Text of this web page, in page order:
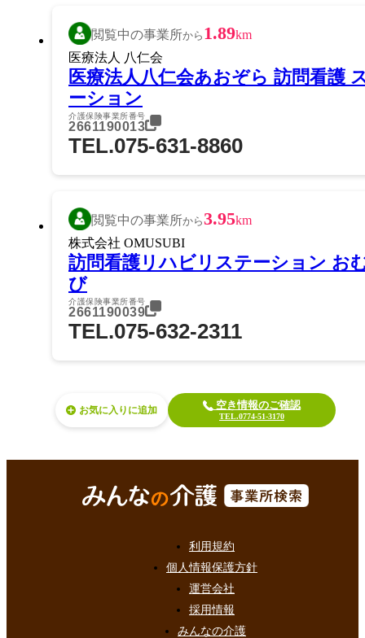
閲覧中の事業所から 1.89km
医療法人 八仁会
医療法人八仁会あおぞら 訪問看護
ーション
介護保険事業所番号
2661190013
TEL.075-631-8860
閲覧中の事業所から3.95km
株式会社 OMUSUBI
訪問看護リハビリステーション お
び
介護保険事業所番号
2661190039
TEL.075-632-2311
お気に入り 空き情報のご確認
TEL.0774-51-3170
利用規約
個人情報保護方針
運営会社
採用情報
みんなの介護